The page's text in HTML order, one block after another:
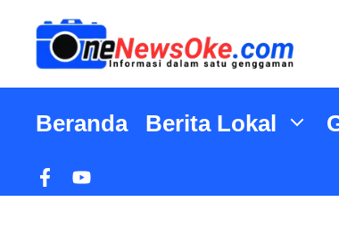
Beranda Berita Lokal